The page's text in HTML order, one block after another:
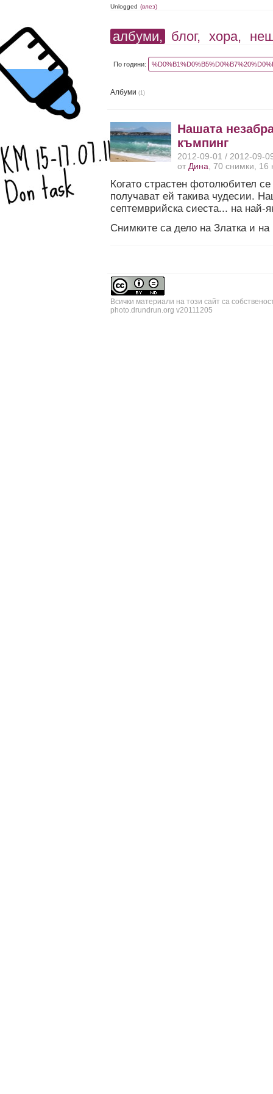
Unlogged (влез)
албуми, блог, хора,
По години:
Албуми(1)
Нашата
къмпинг
2012-09-01 / 2012-09-
от Дина , 70 снимки, 16
Когато страстен фотолюбител
получават ей такива чудесии.
септемврийска сиеста... на най-
Снимките са дело на Златка и
Всички материали на този сайт са
photo.drundrun.org v20111205